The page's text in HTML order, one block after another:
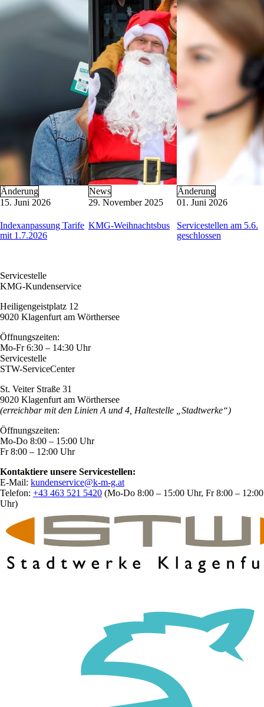
KMG-Busschule
Barrierefreie Mobilität
Busverkehr im Blackout-Fall
Buswerbung
Parkraum-Management
Nützliche Links
KMG-Kundenservice
Heiligengeistplatz 12
9020 Klagenfurt am Wörthersee
Öffnungszeiten: Mo-Fr 6:30 – 14:30 Uhr
E-Mail: kundenservice@k-m-g.at
Telefon:+43 463 521 5420 (Mo-Do 8:00 – 15:00 Uhr, Fr 8:00 –
Änderung
15. Juni 2026
Indexanpassung Tarife
mit 1.7.2026
News
29. November 2025
KMG-Weihnachtsbus
Änderung
01. Juni 2026
Servicestellen am 5.6.
geschlossen
Servicestelle
KMG-Kundenservice
Heiligengeistplatz 12
9020 Klagenfurt am Wörthersee
Öffnungszeiten:
Mo-Fr 6:30 – 14:30 Uhr
Servicestelle
STW-ServiceCenter
St. Veiter Straße 31
9020 Klagenfurt am Wörthersee
(erreichbar mit den Linien A und 4, Haltestelle „Stadtwerke“)
Öffnungszeiten:
Mo-Do 8:00 – 15:00 Uhr
Fr 8:00 – 12:00 Uhr
Kontaktiere unsere Servicestellen:
E-Mail: kundenservice@k-m-g.at
Telefon: +43 463 521 5420 (Mo-Do 8:00 – 15:00 Uhr, Fr 8:00 – 12:00
Uhr)